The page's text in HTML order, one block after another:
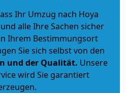
Ihr Umzug nach Hoya
alle Ihre Sachen sicher
Ihrem Bestimmungsort
Sie sich selbst von den
und der Qualität. Unsere
wird Sie garantiert